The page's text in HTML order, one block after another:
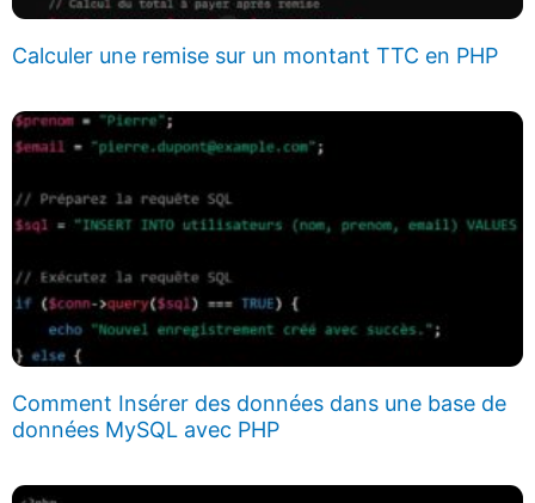
Calculer une remise sur un montant TTC en PHP
Comment Insérer des données dans une base de
données MySQL avec PHP